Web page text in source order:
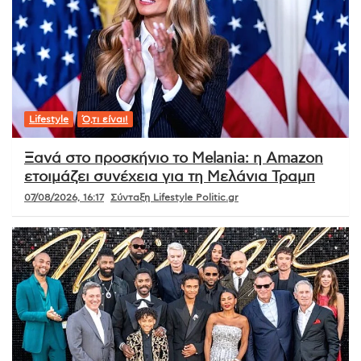
Lifestyle Ό,τι είναι!
Ξανά στο προσκήνιο το Melania: η Amazon
ετοιμάζει συνέχεια για τη Μελάνια Τραμπ
07/08/2026, 16:17 Σύνταξη Lifestyle Politic.gr